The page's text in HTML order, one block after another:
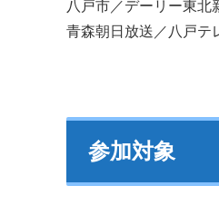
八戸市／デーリー東北
青森朝日放送／八戸テ
参加対象